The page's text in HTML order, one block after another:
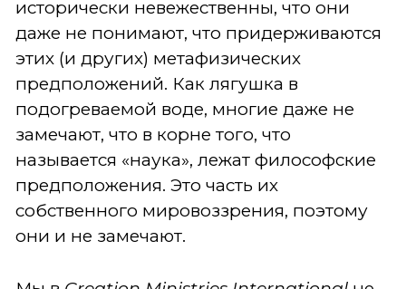
исторически невежественны, что они
даже не понимают, что придерживаются
этих (и других) метафизических
предположений. Как лягушка в
подогреваемой воде, многие даже не
замечают, что в корне того, что
называется «наука», лежат философские
предположения. Это часть их
собственного мировоззрения, поэтому
они и не замечают.